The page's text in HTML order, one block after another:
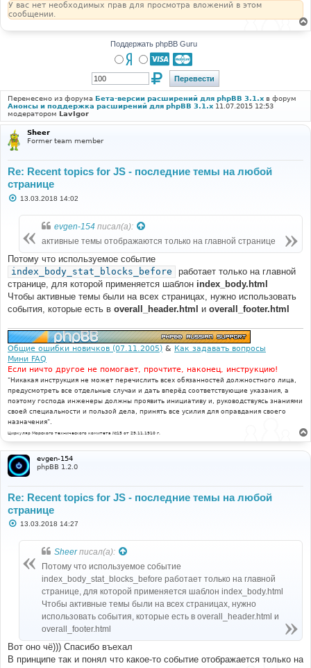
У вас нет необходимых прав для просмотра вложений в этом
сообщении.
Поддержать phpBB Guru
Перенесено из форума Бета-версии расширений для phpBB 3.1.x в форум
Анонсы и поддержка расширений для phpBB 3.1.x 11.07.2015 12:53
модератором LavIgor
Sheer
Former team member
Re: Recent topics for JS - последние темы на любой
странице
С
е
13.03.2018 14:02
evgen-154 писал(а):
активные темы отображаются только на главной странице
Потому что используемое событие
index_body_stat_blocks_before
работает только на главной
странице, для которой применяется шаблон index_body.html
Чтобы активные темы были на всех страницах, нужно использовать
события, которые есть в overall_header.html и overall_footer.html
Общие ошибки новичков (07.11.2005) & Как задавать вопросы
Мини FAQ
Если ничто другое не помогает, прочтите, наконец, инструкцию!
"Никакая инструкция не может перечислить всех обязанностей должностного лица,
предусмотреть все отдельные случаи и дать вперёд соответствующие указания, а
поэтому господа инженеры должны проявить инициативу и, руководствуясь знаниями
своей специальности и пользой дела, принять все усилия для оправдания своего
назначения".
Циркуляр Морского технического комитета №15 от 29.11.1910 г.
evgen-154
phpBB 1.2.0
Re: Recent topics for JS - последние темы на любой
странице
С13.03.2018 14:27
Sheerписал(а):
Потому что используемое событие
index_body_stat_blocks_before работает только на главной
странице, для которой применяется шаблон index_body.html
Чтобы активные темы были на всех страницах, нужно
использовать события, которые есть в overall_header.html и
overall_footer.html
Вот оно чё))) Спасибо въехал
В принципе так и понял что какое-то событие отображается только на